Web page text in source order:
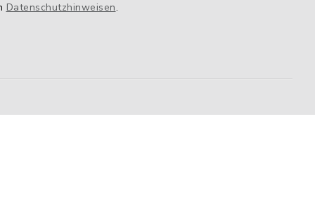
Datenschutzhinweisen.